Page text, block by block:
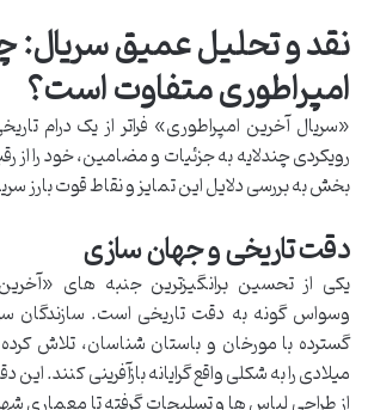
نقد و تحلیل عمیق سریال:
امپراطوری متفاوت است؟
«سریال آخرین امپراطوری» فراتر از یک درام
رویکردی چندلایه به جزئیات و مضامین، خود را از
بخش به بررسی دلایل این تمایز و نقاط قوت بارز
دقت تاریخی و جهان سازی
یکی از تحسین برانگیزترین جنبه های
وسواس گونه به دقت تاریخی است. سازندگان
گسترده با مورخان و باستان شناسان، تلاش
میلادی را به شکلی واقع گرایانه بازآفرینی کنند.